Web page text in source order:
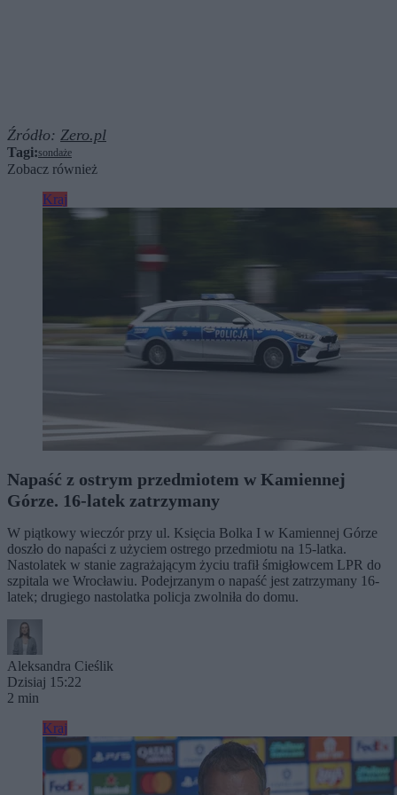
Źródło: Zero.pl
Tagi:sondaże
Zobacz również
Kraj
Napaść z ostrym przedmiotem w Kamiennej
Górze. 16-latek zatrzymany
W piątkowy wieczór przy ul. Księcia Bolka I w Kamiennej Górze
doszło do napaści z użyciem ostrego przedmiotu na 15-latka.
Nastolatek w stanie zagrażającym życiu trafił śmigłowcem LPR do
szpitala we Wrocławiu. Podejrzanym o napaść jest zatrzymany 16-
latek; drugiego nastolatka policja zwolniła do domu.
Aleksandra Cieślik
Dzisiaj 15:22
2 min
Kraj